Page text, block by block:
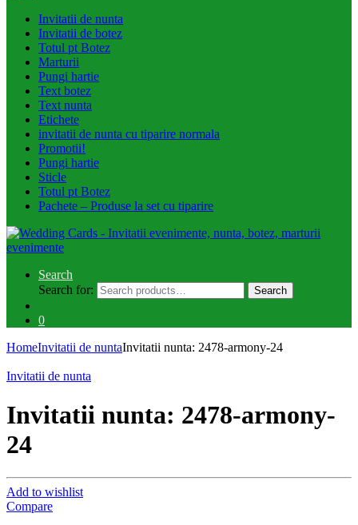
Invitatii de nunta
Invitatii de botez
Totul pt Botez
Marturii
Pungi hartie
Text botez
Text nunta
Etichete
invitatii de nunta cu tiparire normala
Promotii!
Pungi hartie
Sticle
Totul pt Botez
Pachete – Produse la set cu tiparire
Search
Search for:
Search
0
HomeInvitatii de nuntaInvitatii nunta: 2478-armony-24
Invitatii de nunta
Invitatii nunta: 2478-armony-
24
Add to wishlist
Compare